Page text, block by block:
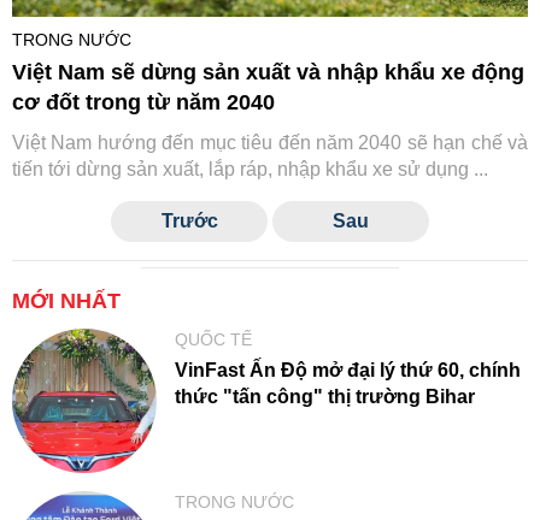
TRONG NƯỚC
Việt Nam sẽ dừng sản xuất và nhập khẩu xe động
cơ đốt trong từ năm 2040
Việt Nam hướng đến mục tiêu đến năm 2040 sẽ hạn chế và
tiến tới dừng sản xuất, lắp ráp, nhập khẩu xe sử dụng ...
Trước Sau
MỚI NHẤT
QUỐC TẾ
VinFast Ấn Độ mở đại lý thứ 60, chính
thức "tấn công" thị trường Bihar
TRONG NƯỚC